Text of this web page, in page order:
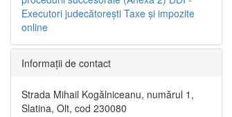
Executori judecătorești Taxe şi impozite
online
Informaţii de contact
Strada Mihail Kogălniceanu, numărul 1,
Slatina, Olt, cod 230080